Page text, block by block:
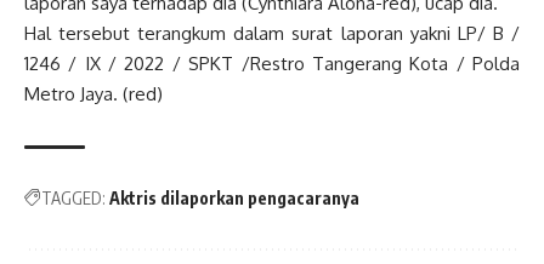
Hal tersebut terangkum dalam surat laporan yakni LP/ B /
1246 / IX / 2022 / SPKT /Restro Tangerang Kota / Polda
Metro Jaya. (red)
TAGGED: Aktris dilaporkan pengacaranya